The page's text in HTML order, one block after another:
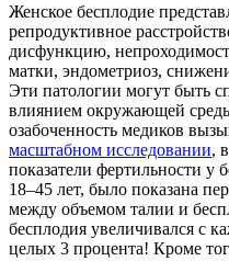
Женское бесплодие
репродуктивное
дисфункцию,
матки, эндометриоз,
Эти патологии могут быть
влиянием окружающей
озабоченность медиков
масштабном исследовании,
показатели фертильности у
18–45 лет, было показана
между объемом талии и
бесплодия увеличивался с
целых 3 процента! Кроме